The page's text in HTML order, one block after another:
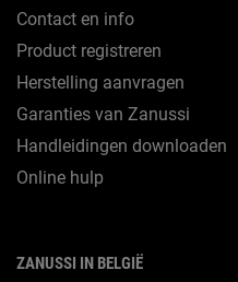
Contact en info
Product registreren
Herstelling aanvragen
Garanties van Zanussi
Handleidingen downloaden
Online hulp
ZANUSSI IN BELGIË